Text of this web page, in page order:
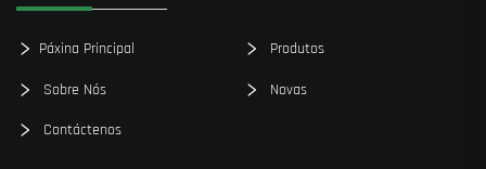
Páxina Principal Produtos
Sobre Nós Novas
Contáctenos